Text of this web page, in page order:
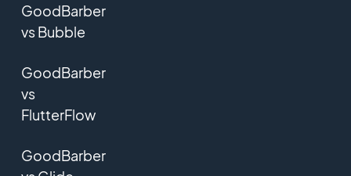
GoodBarber
vs Bubble
GoodBarber
vs
FlutterFlow
GoodBarber